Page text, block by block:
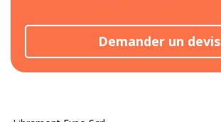
Demander un devis